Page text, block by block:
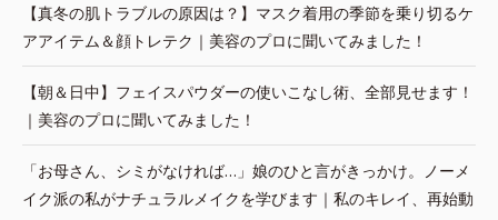
【真冬の肌トラブルの原因は？】マスク着用の季節を乗り切るケ
アアイテム＆顔トレテク｜美容のプロに聞いてみました！
【朝＆日中】フェイスパウダーの使いこなし術、全部見せます！
｜美容のプロに聞いてみました！
「お母さん、シミがなければ…」娘のひと言がきっかけ。ノーメ
イク派の私がナチュラルメイクを学びます｜私のキレイ、再始動